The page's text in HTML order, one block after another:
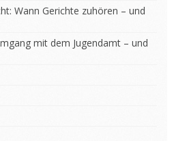
Wann Gerichte zuhören – und
mit dem Jugendamt – und